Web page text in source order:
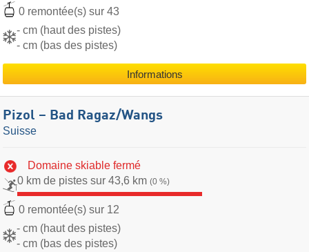
0 remontée(s) sur 43
- cm (haut des pistes)
- cm (bas des pistes)
Informations
Pizol – Bad Ragaz/​Wangs
Suisse
Domaine skiable fermé
0 km de pistes sur 43,6 km (0 %)
0 remontée(s) sur 12
- cm (haut des pistes)
- cm (bas des pistes)